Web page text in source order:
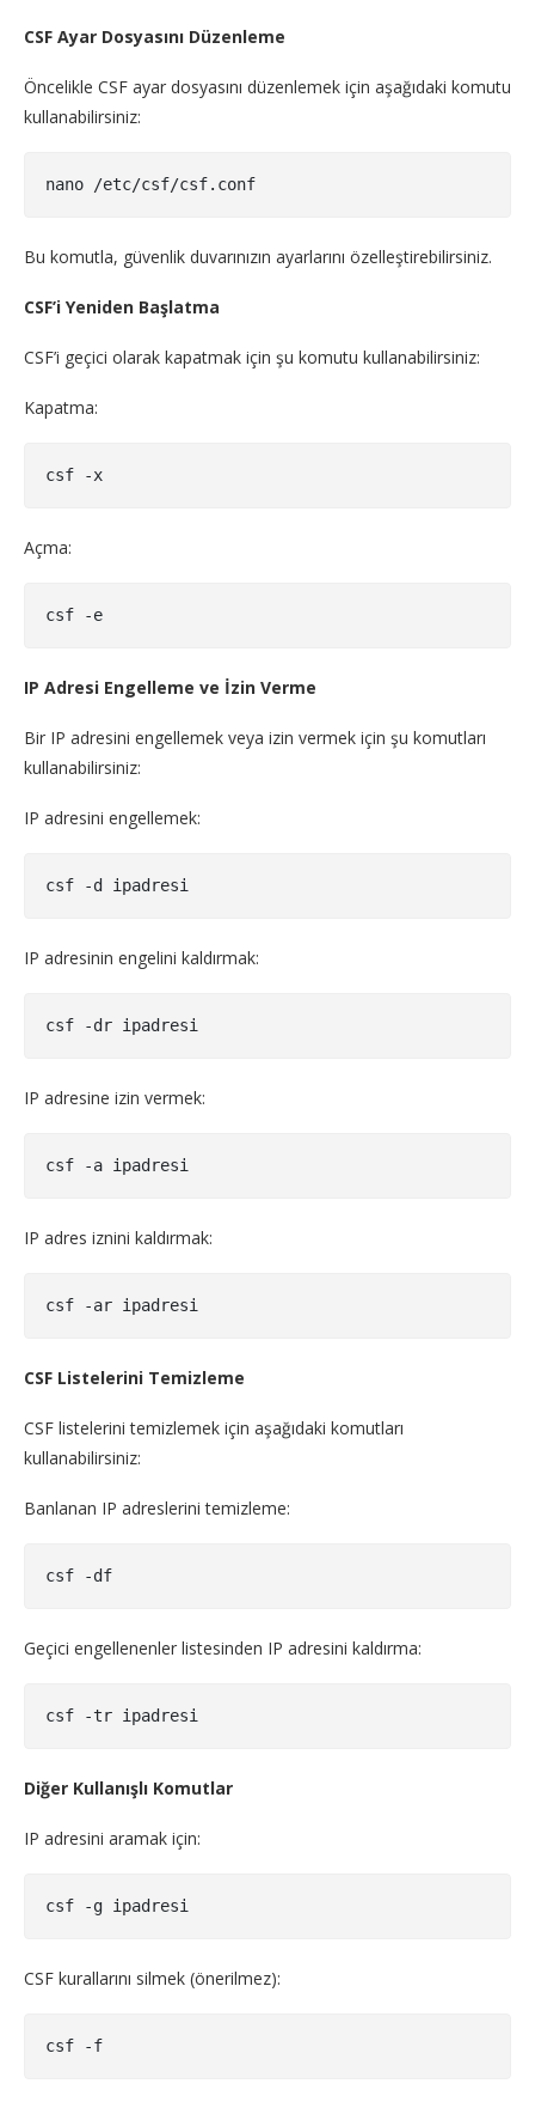
CSF Ayar Dosyasını Düzenleme
Öncelikle CSF ayar dosyasını düzenlemek için aşağıdaki komutu
kullanabilirsiniz:
nano /etc/csf/csf.conf
Bu komutla, güvenlik duvarınızın ayarlarını özelleştirebilirsiniz.
CSF’i Yeniden Başlatma
CSF’i geçici olarak kapatmak için şu komutu kullanabilirsiniz:
Kapatma:
csf -x
Açma:
csf -e
IP Adresi Engelleme ve İzin Verme
Bir IP adresini engellemek veya izin vermek için şu komutları
kullanabilirsiniz:
IP adresini engellemek:
csf -d ipadresi
IP adresinin engelini kaldırmak:
IP adresine izin vermek:
IP adres iznini kaldırmak:
CSF Listelerini Temizleme
CSF listelerini temizlemek için aşağıdaki komutları
kullanabilirsiniz:
Banlanan IP adreslerini temizleme:
csf -df
Geçici engellenenler listesinden IP adresini kaldırma:
Diğer Kullanışlı Komutlar
IP adresini aramak için:
csf -g ipadresi
CSF kurallarını silmek (önerilmez):